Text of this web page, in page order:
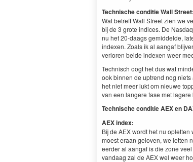
Technische conditie Wall Street:
Wat betreft Wall Street zien we
bij de 3 grote indices. De
nu het 20-daags gemiddelde,
indexen. Zoals ik al aangaf
verloren beide indexen weer
Technisch oogt het dus wat
ook binnen de uptrend nog
het niet meer lukt om nieuwe
van een langere fase met lagere
Technische conditieAEX en
AEX index:
Bij de AEX wordt het nu
moest eraan geloven, we letten
eerder al aangaf is die zone
vandaag zal de AEX wel weer